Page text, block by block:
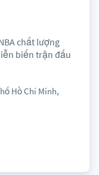
chất lượng
biến trận đấu
Hồ Chí Minh,